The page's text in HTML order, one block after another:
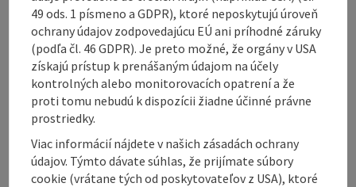
centre) - Weinbeerlgasse - Welser Straße -
Wilflingstraße
- Sperrstraße to the destination Gasthaus
Knappenbauernwirt
Tour and route information
49 ods. 1 písmeno a GDPR), ktoré neposkytujú úroveň
ochrany údajov zodpovedajúcu EÚ ani príhodné záruky
(podľa čl. 46 GDPR). Je preto možné, že orgány v USA
získajú prístup k prenášaným údajom na účely
kontrolných alebo monitorovacích opatrení a že
proti tomu nebudú k dispozícii žiadne účinné právne
prostriedky.
Viac informácií nájdete v našich zásadách ochrany
údajov. Týmto dávate súhlas, že prijímate súbory
cookie (vrátane tých od poskytovateľov z USA), ktoré